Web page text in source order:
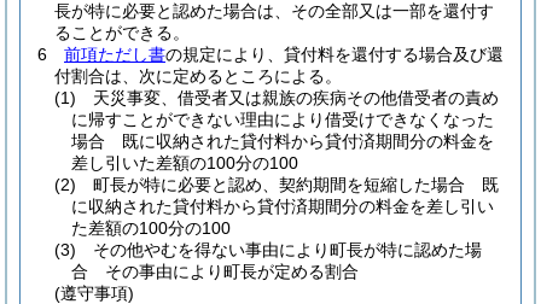
長が特に必要と認めた場合は、その全部又は一部を還付す
ることができる。
6
前項ただし書の規定により、貸付料を還付する場合及び還
付割合は、次に定めるところによる。
(1)
天災事変、借受者又は親族の疾病その他借受者の責め
に帰すことができない理由により借受けできなくなった
場合 既に収納された貸付料から貸付済期間分の料金を
差し引いた差額の100分の100
(2)
町長が特に必要と認め、契約期間を短縮した場合 既
に収納された貸付料から貸付済期間分の料金を差し引い
た差額の100分の100
(3)
その他やむを得ない事由により町長が特に認めた場
合 その事由により町長が定める割合
(遵守事項)